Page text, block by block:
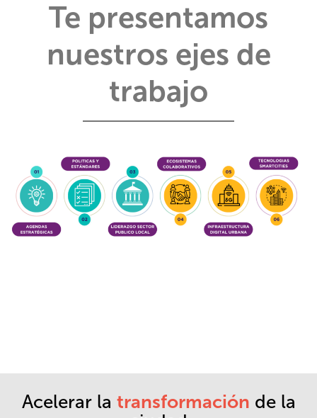
Te presentamos
nuestros ejes de
trabajo
Acelerar la transformación de la